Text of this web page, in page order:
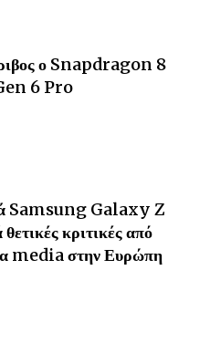
ο Snapdragon 8
6 Pro
Samsung Galaxy Z
κριτικές από
media στην Ευρώπη